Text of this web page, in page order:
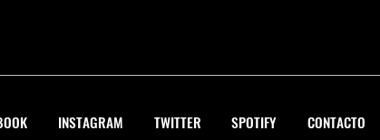
INSTAGRAM TWITTER SPOTIFY CONTACTO